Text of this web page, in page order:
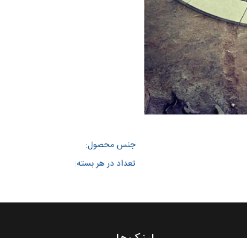
جنس محصول:
تعداد در هر بسته: